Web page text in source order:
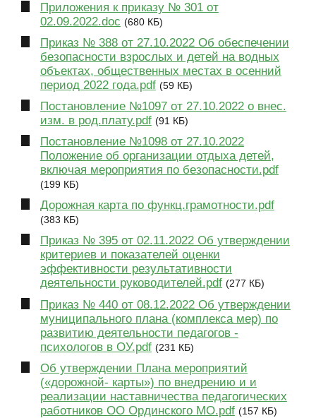
Приложения к приказу № 301 от
02.09.2022.doc (680 КБ)
Приказ № 388 от 27.10.2022 Об обеспечении
безопасности взрослых и детей на водных
объектах, общественных местах в осенний
период 2022 года.pdf (59 КБ)
Постановление №1097 от 27.10.2022 о внес.
изм. в род.плату.pdf (91 КБ)
Постановление №1098 от 27.10.2022
Положение об организации отдыха детей,
включая мероприятия по безопасности.pdf
(199 КБ)
Дорожная карта по функц.грамотности.pdf
(383 КБ)
Приказ № 395 от 02.11.2022 Об утверждении
критериев и показателей оценки
эффективности результативности
деятельности руководителей.pdf (277 КБ)
Приказ № 440 от 08.12.2022 Об утверждении
муниципального плана (комплекса мер) по
развитию деятельности педагогов -
психологов в ОУ.pdf (231 КБ)
Об утверждении Плана мероприятий
(«дорожной- карты») по внедрению и и
реализации наставничества педагогических
работников ОО Ординского МО.pdf (157 КБ)